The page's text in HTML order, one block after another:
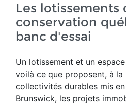
Les lotissements
conservation
banc d'essai
Un lotissement et un
voilà ce que proposent, à la
collectivités durables mis
Brunswick, les projets